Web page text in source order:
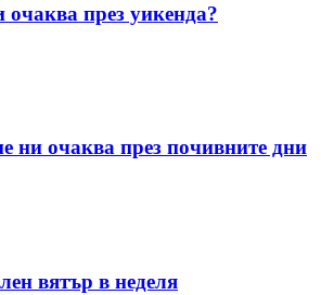
през уикенда?
ни очаква през почивните дни
вятър в неделя